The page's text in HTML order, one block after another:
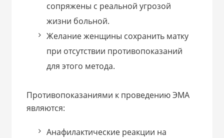
сопряжены с реальной угрозой
жизни больной.
Желание женщины сохранить матку
при отсутствии противопоказаний
для этого метода.
Противопоказаниями к проведению ЭМА
являются:
Анафилактические реакции на